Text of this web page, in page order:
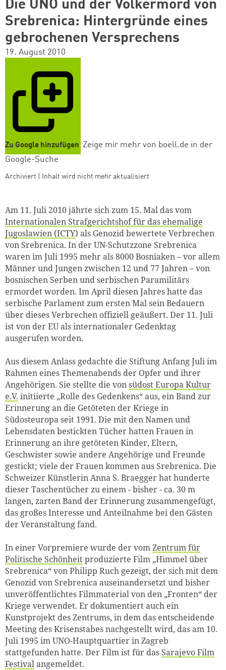
Die UNO und der Völkermord von
Srebrenica: Hintergründe eines
gebrochenen Versprechens
19. August 2010
Zu Google hinzufügen Zeige mir mehr von boell.de in der
Google-Suche
Archiviert | Inhalt wird nicht mehr aktualisiert
Am 11. Juli 2010 jährte sich zum 15. Mal das vom
Internationalen Strafgerichtshof für das ehemalige
Jugoslawien (ICTY) als Genozid bewertete Verbrechen
von Srebrenica. In der UN-Schutzzone Srebrenica
waren im Juli 1995 mehr als 8000 Bosniaken – vor allem
Männer und Jungen zwischen 12 und 77 Jahren – von
bosnischen Serben und serbischen Paramilitärs
ermordet worden. Im April diesen Jahres hatte das
serbische Parlament zum ersten Mal sein Bedauern
über dieses Verbrechen offiziell geäußert. Der 11. Juli
ist von der EU als internationaler Gedenktag
ausgerufen worden.
Aus diesem Anlass gedachte die Stiftung Anfang Juli im
Rahmen eines Themenabends der Opfer und ihrer
Angehörigen. Sie stellte die vonsüdost Europa Kultur
e.V. initiierte „Rolle des Gedenkens“ aus, ein Band zur
Erinnerung an die Getöteten der Kriege in
Südosteuropa seit 1991. Die mit den Namen und
Lebensdaten bestickten Tücher hatten Frauen in
Erinnerung an ihre getöteten Kinder, Eltern,
Geschwister sowie andere Angehörige und Freunde
gestickt; viele der Frauen kommen aus Srebrenica. Die
Schweizer Künstlerin Anna S. Braegger hat hunderte
dieser Taschentücher zu einem - bisher - ca. 30 m
langen, zarten Band der Erinnerung zusammengefügt,
das großes Interesse und Anteilnahme bei den Gästen
der Veranstaltung fand.
In einer Vorpremiere wurde der vomZentrum für
Politische Schönheitproduzierte Film „Himmel über
Srebrenica“ von Philipp Ruch gezeigt, der sich mit dem
Genozid von Srebrenica auseinandersetzt und bisher
unveröffentlichtes Filmmaterial von den „Fronten“ der
Kriege verwendet. Er dokumentiert auch ein
Kunstprojekt des Zentrums, in dem das entscheidende
Meeting des Krisenstabes nachgestellt wird, das am 10.
Juli 1995 im UNO-Hauptquartier in Zagreb
stattgefunden hatte. Der Film ist für das Sarajevo Film
Festivalangemeldet.